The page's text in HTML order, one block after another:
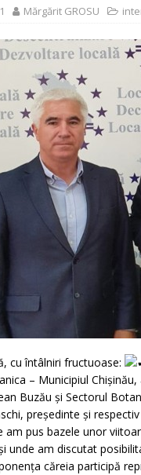
Mărgărit GROSU
cu întâlniri fructuoase:
– Municipiul
Buzău și Sectorul
președinte și
am pus bazele unor
unde am discutat
căreia participă